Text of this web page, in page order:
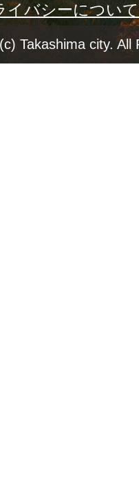
イバシーについて
Takashima city. All